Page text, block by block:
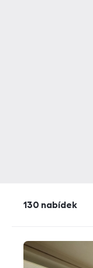
130 nabídek